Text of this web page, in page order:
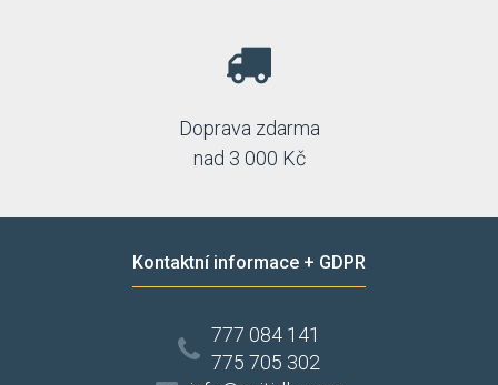
Doprava zdarma
nad 3 000 Kč
Kontaktní informace + GDPR
777 084 141
775 705 302